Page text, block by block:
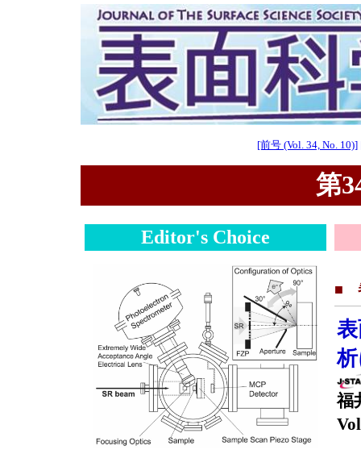
[前号 (Vol. 34, No. 10)]
第
Editor's Choice
■
福